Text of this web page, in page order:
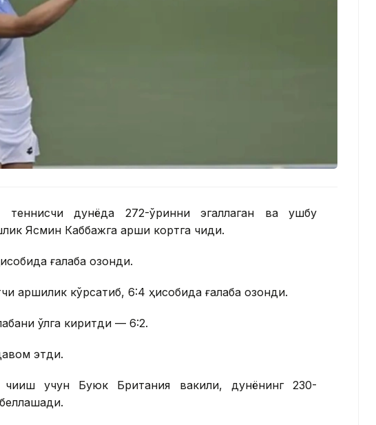
теннисчи дунёда 272-ўринни эгаллаган ва ушбу
Ясмин Каббажга қарши кортга чиқди.
ғалаба қозонди.
қаршилик кўрсатиб, 6:4 ҳисобида ғалаба қозонди.
қўлга киритди — 6:2.
этди.
учун Буюк Британия вакили, дунёнинг 230-